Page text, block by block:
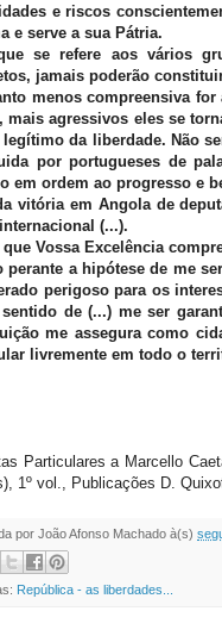
e riscos
e serve a sua Pátria.
se refere aos vários
jamais poderão
menos compreensiva
mais agressivos eles se
da liberdade. Não
por portugueses de
em ordem ao progresso e
vitória em Angola de
(...).
Vossa Excelência
perante a hipótese de me
perigoso para os
de (...) me ser
me assegura como
livremente em todo o
Particulares a Marcello
1º vol., Publicações D.
por João Afonso Machado à(s)
República - as liberdades...